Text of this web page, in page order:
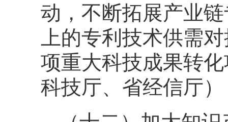
动，不断拓展产业
上的专利技术供需
项重大科技成果转
科技厅、省经信厅）